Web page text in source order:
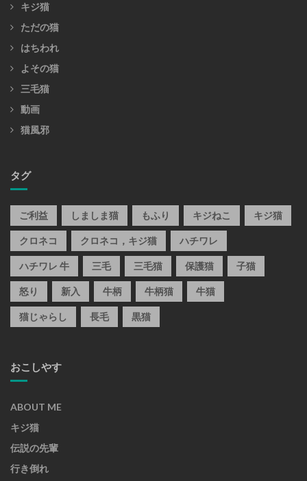
キジ猫
ただの猫
はちわれ
よその猫
三毛猫
動画
猫風邪
タグ
ご利益 しましま猫 もふり キジねこ キジ猫
クロネコ クロネコ，キジ猫 ハチワレ
ハチワレ 牛 三毛 三毛猫 保護猫 子猫
怒り 新入 牛柄 牛柄猫 牛猫
猫じゃらし 長毛 黒猫
おこしやす
ABOUT ME
キジ猫
伝説の先輩
行き倒れ